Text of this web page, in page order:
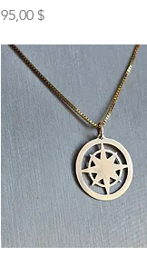
Preis
95,00 $